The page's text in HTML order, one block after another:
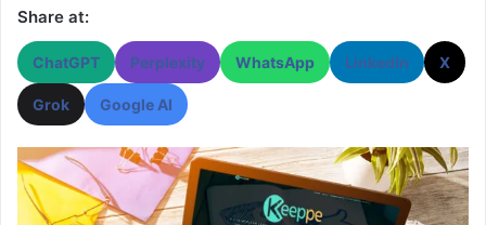
Share at:
ChatGPT Perplexity WhatsApp LinkedIn X
Grok Google AI